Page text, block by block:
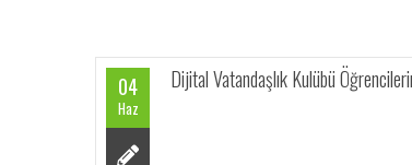
04
Haz
Dijital Vatandaşlık Kulübü